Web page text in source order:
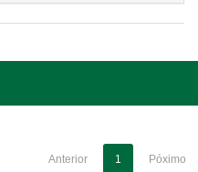
Anterior 1 Póximo